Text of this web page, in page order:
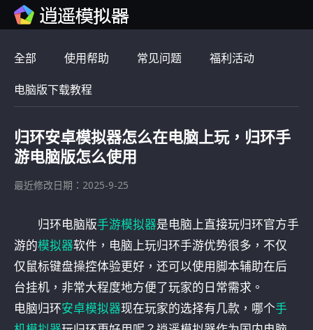
全部 使用帮助 常见问题 福利活动
电脑版下载教程
归环安卓模拟器怎么在电脑上玩，归环手
游电脑版怎么使用
最近修改日期：2025-9-25
归环电脑版手游模拟器是电脑上直接玩归环官方手
游的模拟器软件，电脑上玩归环手游优势很多，不仅
仅鼠标键盘操控体验更好，还可以使用脚本辅助在后
台挂机，非常大程度地方便了玩家的日常需求。
电脑归环安卓模拟器现在玩家的选择有几款，哪个手